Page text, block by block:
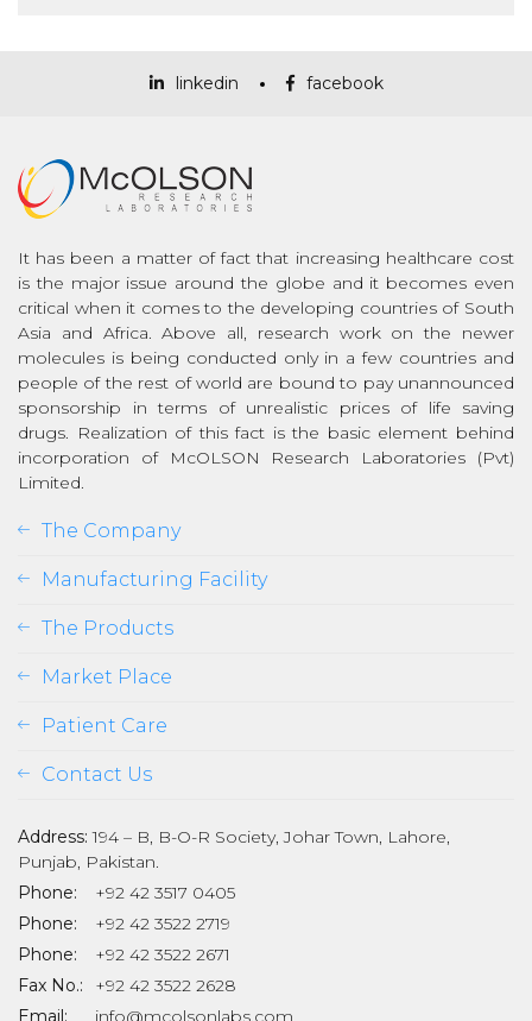
linkedin facebook
It has been a matter of fact that increasing healthcare cost
is the major issue around the globe and it becomes even
critical when it comes to the developing countries of South
Asia and Africa. Above all, research work on the newer
molecules is being conducted only in a few countries and
people of the rest of world are bound to pay unannounced
sponsorship in terms of unrealistic prices of life saving
drugs. Realization of this fact is the basic element behind
incorporation of McOLSON Research Laboratories (Pvt)
Limited.
The Company
Manufacturing Facility
The Products
Market Place
Patient Care
Contact Us
Address: 194 – B, B-O-R Society, Johar Town, Lahore,
Punjab, Pakistan.
Phone:
+92 42 3517 0405
Phone:
+92 42 3522 2719
Phone:
+92 42 3522 2671
Fax No.:
+92 42 3522 2628
Email:
info@mcolsonlabs.com